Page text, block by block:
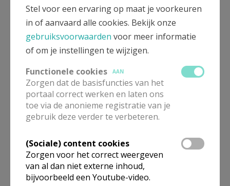
Meer
Artikel
Deel dit artikel
Stel voor een ervaring op maat je voorkeuren
in of aanvaard alle cookies. Bekijk onze
gebruiksvoorwaarden voor meer informatie
of om je instellingen te wijzigen.
Functionele cookies
AAN
Zorgen dat de basisfuncties van het
portaal correct werken en laten ons
toe via de anonieme registratie van je
gebruik deze verder te verbeteren.
(Sociale) content cookies
Zorgen voor het correct weergeven
van al dan niet externe inhoud,
bijvoorbeeld een Youtube-video.